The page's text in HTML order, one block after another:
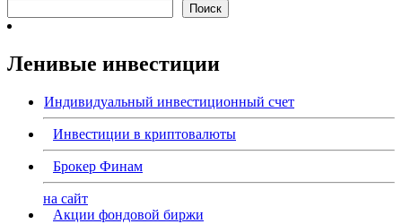
Поиск
Ленивые инвестиции
Индивидуальный инвестиционный счет
Инвестиции в криптовалюты
Брокер Финам
на сайт
Акции фондовой биржи